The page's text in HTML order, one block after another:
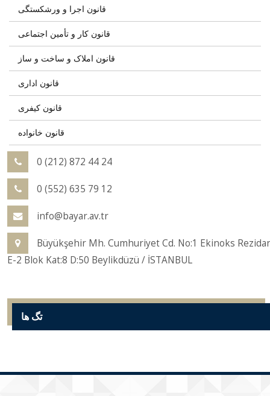
قانون اجرا و ورشکستگی
قانون کار و تأمین اجتماعی
قانون املاک و ساخت و ساز
قانون اداری
قانون کیفری
قانون خانواده
0 (212) 872 44 24
0 (552) 635 79 12
info@bayar.av.tr
Büyükşehir Mh. Cumhuriyet Cd. No:1 Ekinoks
E-2 Blok Kat:8 D:50 Beylikdüzü / İSTANBUL
تگ ها